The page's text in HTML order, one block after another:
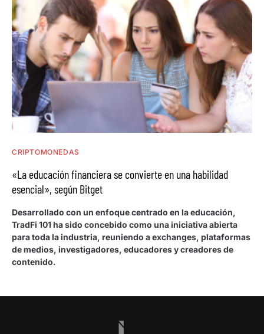
CRIPTOMONEDAS
«La educación financiera se convierte en una habilidad
esencial», según Bitget
Desarrollado con un enfoque centrado en la educación,
TradFi 101 ha sido concebido como una iniciativa abierta
para toda la industria, reuniendo a exchanges, plataformas
de medios, investigadores, educadores y creadores de
contenido.